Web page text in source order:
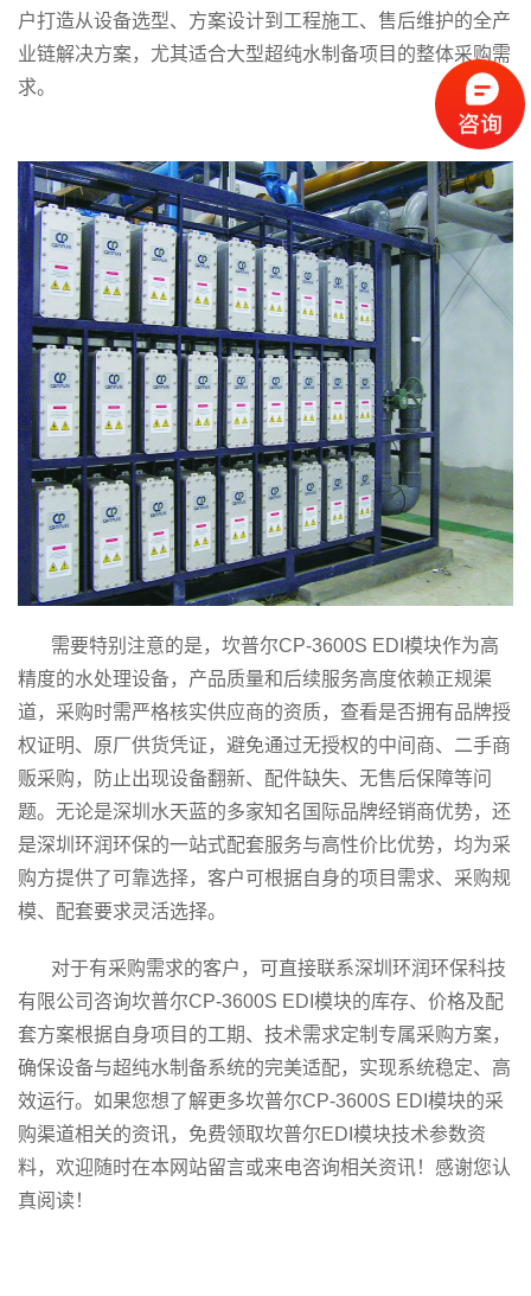
户打造从设备选型、方案设计到工程施工、售后维护的全产
业链解决方案，尤其适合大型超纯水制备项目的整体采购需
求。
需要特别注意的是，坎普尔CP-3600S EDI模块作为高
精度的水处理设备，产品质量和后续服务高度依赖正规渠
道，采购时需严格核实供应商的资质，查看是否拥有品牌授
权证明、原厂供货凭证，避免通过无授权的中间商、二手商
贩采购，防止出现设备翻新、配件缺失、无售后保障等问
题。无论是深圳水天蓝的多家知名国际品牌经销商优势，还
是深圳环润环保的一站式配套服务与高性价比优势，均为采
购方提供了可靠选择，客户可根据自身的项目需求、采购规
模、配套要求灵活选择。
对于有采购需求的客户，可直接联系深圳环润环保科技
有限公司咨询坎普尔CP-3600S EDI模块的库存、价格及配
套方案根据自身项目的工期、技术需求定制专属采购方案，
确保设备与超纯水制备系统的完美适配，实现系统稳定、高
效运行。如果您想了解更多坎普尔CP-3600S EDI模块的采
购渠道相关的资讯，免费领取坎普尔EDI模块技术参数资
料，欢迎随时在本网站留言或来电咨询相关资讯！感谢您认
真阅读！